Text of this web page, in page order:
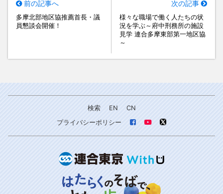
前の記事へ
多摩北部地区協推薦首長・議
員懇談会開催！
次の記事
様々な職場で働く人たちの状
況を学ぶ～府中刑務所の施設
見学 連合多摩東部第一地区協
～
検索 EN
CN
プライバシーポリシー